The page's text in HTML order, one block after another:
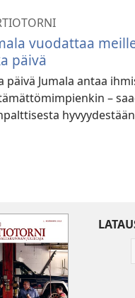
vuodattaa
päivä
päivä Jumala antaa
–